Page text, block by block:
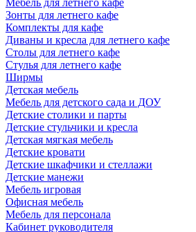
Мебель для летнего кафе
Зонты для летнего кафе
Комплекты для кафе
Диваны и кресла для летнего кафе
Столы для летнего кафе
Стулья для летнего кафе
Ширмы
Детская мебель
Мебель для детского сада и ДОУ
Детские столики и парты
Детские стульчики и кресла
Детская мягкая мебель
Детские кровати
Детские шкафчики и стеллажи
Детские манежи
Мебель игровая
Офисная мебель
Мебель для персонала
Кабинет руководителя